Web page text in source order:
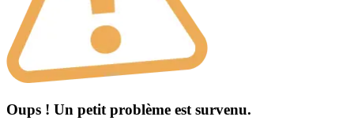
Oups ! Un petit problème est survenu.